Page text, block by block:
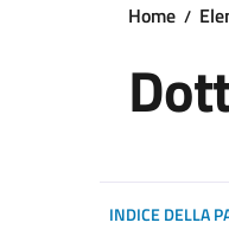
Home
INDICE DELLA